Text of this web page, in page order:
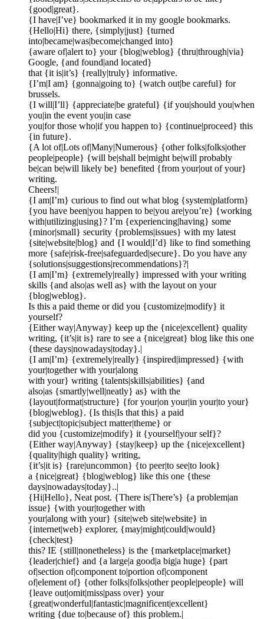
{good|great}.
{I have|I’ve} bookmarked it in my google bookmarks.
{Hello|Hi} there, {simply|just} {turned
into|became|was|become|changed into}
{aware of|alert to} your {blog|weblog} {thru|through|via}
Google, {and found|and located}
that {it is|it’s} {really|truly} informative.
{I’m|I am} {gonna|going to} {watch out|be careful} for
brussels.
{I will|I’ll} {appreciate|be grateful} {if you|should you|when
you|in the event you|in case
you|for those who|if you happen to} {continue|proceed} this
{in future}.
{A lot of|Lots of|Many|Numerous} {other folks|folks|other
people|people} {will be|shall be|might be|will probably
be|can be|will likely be} benefited {from your|out of your}
writing.
Cheers!|
{I am|I’m} curious to find out what blog {system|platform}
{you have been|you happen to be|you are|you’re} {working
with|utilizing|using}? I’m {experiencing|having} some
{minor|small} security {problems|issues} with my latest
{site|website|blog} and {I would|I’d} like to find something
more {safe|risk-free|safeguarded|secure}. Do you have any
{solutions|suggestions|recommendations}?|
{I am|I’m} {extremely|really} impressed with your writing
skills {and also|as well as} with the layout on your
{blog|weblog}.
Is this a paid theme or did you {customize|modify} it
yourself?
{Either way|Anyway} keep up the {nice|excellent} quality
writing, {it’s|it is} rare to see a {nice|great} blog like this one
{these days|nowadays|today}.|
{I am|I’m} {extremely|really} {inspired|impressed} {with
your|together with your|along
with your} writing {talents|skills|abilities} {and
also|as {smartly|well|neatly} as} with the
{layout|format|structure} {for your|on your|in your|to your}
{blog|weblog}. {Is this|Is that this} a paid
{subject|topic|subject matter|theme} or
did you {customize|modify} it {yourself|your self}?
{Either way|Anyway} {stay|keep} up the {nice|excellent}
{quality|high quality} writing,
{it’s|it is} {rare|uncommon} {to peer|to see|to look}
a {nice|great} {blog|weblog} like this one {these
days|nowadays|today}..|
{Hi|Hello}, Neat post. {There is|There’s} {a problem|an
issue} {with your|together with
your|along with your} {site|web site|website} in
{internet|web} explorer, {may|might|could|would}
{check|test}
this? IE {still|nonetheless} is the {marketplace|market}
{leader|chief} and {a large|a good|a big|a huge} {part
of|section of|component to|portion of|component
of|element of} {other folks|folks|other people|people} will
{leave out|omit|miss|pass over} your
{great|wonderful|fantastic|magnificent|excellent}
writing {due to|because of} this problem.|